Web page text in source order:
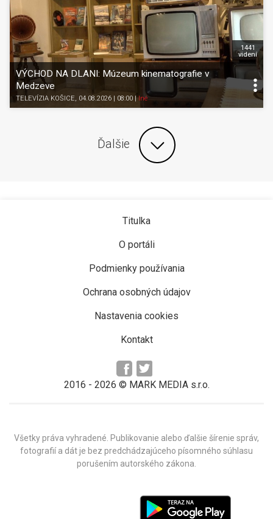
VÝCHOD NA DLANI: Múzeum kinematografie v
Medzeve
TELEVÍZIA KOŠICE, 04.08.2026 | 08:00 |Iné
1441
videní
Ďalšie
Titulka
O portáli
Podmienky používania
Ochrana osobných údajov
Nastavenia cookies
Kontakt
2016 - 2026 © MARK MEDIA s.r.o.
Všetky práva vyhradené. Publikovanie alebo ďalšie šírenie správ,
fotografií a dát je bez predchádzajúceho písomného súhlasu
porušením autorského zákona.